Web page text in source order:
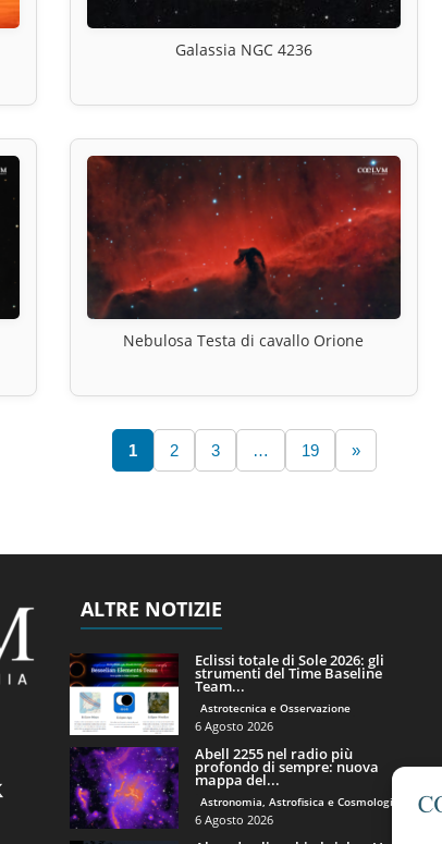
Galassia NGC 4236
Nebulosa Testa di cavallo Orione
1 2 3 … 19 »
ALTRE NOTIZIE
Eclissi totale di Sole 2026: gli
strumenti del Time Baseline
Team...
Astrotecnica e Osservazione
6 Agosto 2026
Abell 2255 nel radio più
profondo di sempre: nuova
mappa del...
Astronomia, Astrofisica e Cosmologia
6 Agosto 2026